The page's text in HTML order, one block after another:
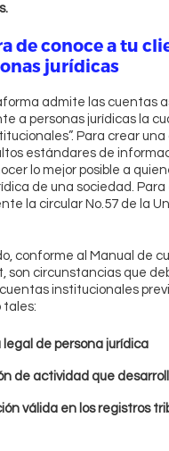
de conoce a tu
jurídicas
admite las cuentas
a personas jurídicas la
Para crear
estándares de
lo mejor posible a
de una sociedad. Para
la circular No.57 de la
conforme al Manual de
son circunstancias que
institucionales
tales:
legal de persona jurídica
de actividad que
válida en los registros